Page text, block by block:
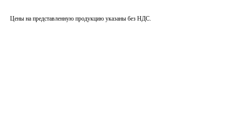
Цены на представленную продукцию указаны без НДС.